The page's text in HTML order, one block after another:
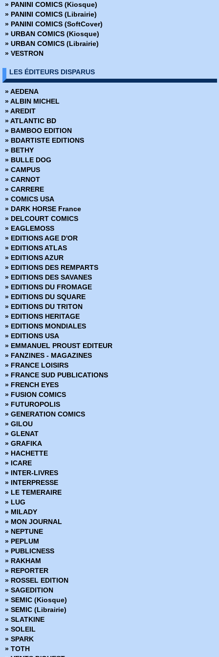
» Batman - Année 1
» Batman - Rire et mourir
» Batman - The Dark Knight
» Battle Chasers - Intégrale
» Battle Pope - Intégrale
» Battlebeast - Le Fauve de combat
» Bêtes de somme
» Big Guy
» Big man plans
» Birthright
» Black Hole
» Black Kiss
» Blacking Out
» Blade Runner 2019
» Blade Runner 2029
» Blood and Thunder
» Body Bags
» Bone
» Bone Hors Série
» Bone Parish
» Bourbon Thret
» BPRD
» BPRD - L'Enfer sur terre
» BPRD - Un Mal bien connu
» BPRD Origines
» Brit
» BRZRKR
» BRZRKR - Bloodlines
» BuzzKill
» Cages
» Canary
» Captain Ginger
» Changing Ways
» Charlie Adlard - Art Book
» Château l'attente
» Chimichanga
» Choker
» Chroniques de Corum
» Chroniques de Groom Lake
» Cinder & Ashe
» ClaSSwar
» Clear
» Clone
» Clones
» Clyde fans
» Codeflesh
» Collection Outsider
» Corps de pierre
» Cosmic detective
» Créatures sacrées
» Criminal
» Damn Them All
» Damned
» Dans la nuit noire
» Dark Ride
» Darkness
» Dead Body Road
» Dead inside
» Death Sentence
» Démons
» Density
» Derniers tests avant l'apocalypse
» Des loups dans les murs
» Desperados
» Docteur Wertham
» Down
» PANINI COMICS (Kiosque)
» PANINI COMICS (Librairie)
» PANINI COMICS (SoftCover)
» URBAN COMICS (Kiosque)
» URBAN COMICS (Librairie)
» VESTRON
LES ÉDITEURS DISPARUS
» AEDENA
» ALBIN MICHEL
» AREDIT
» ATLANTIC BD
» BAMBOO EDITION
» BDARTISTE EDITIONS
» BETHY
» BULLE DOG
» CAMPUS
» CARNOT
» CARRERE
» COMICS USA
» DARK HORSE France
» DELCOURT COMICS
» EAGLEMOSS
» EDITIONS AGE D'OR
» EDITIONS ATLAS
» EDITIONS AZUR
» EDITIONS DES REMPARTS
» EDITIONS DES SAVANES
» EDITIONS DU FROMAGE
» EDITIONS DU SQUARE
» EDITIONS DU TRITON
» EDITIONS HERITAGE
» EDITIONS MONDIALES
» EDITIONS USA
» EMMANUEL PROUST EDITEUR
» FANZINES - MAGAZINES
» FRANCE LOISIRS
» FRANCE SUD PUBLICATIONS
» FRENCH EYES
» FUSION COMICS
» FUTUROPOLIS
» GENERATION COMICS
» GILOU
» GLENAT
» GRAFIKA
» HACHETTE
» ICARE
» INTER-LIVRES
» INTERPRESSE
» LE TEMERAIRE
» LUG
» MILADY
» MON JOURNAL
» NEPTUNE
» PEPLUM
» PUBLICNESS
» RAKHAM
» REPORTER
» ROSSEL EDITION
» SAGEDITION
» SEMIC (Kiosque)
» SEMIC (Librairie)
» SLATKINE
» SOLEIL
» SPARK
» TOTH